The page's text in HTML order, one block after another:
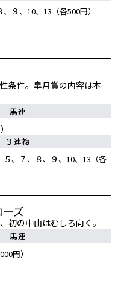
９、10、13（各500円）
条件。皐月賞の内容は本
馬連
３連複
５、７、８、９、10、13（各
ズ
初の中山はむしろ向く。
馬連
円）